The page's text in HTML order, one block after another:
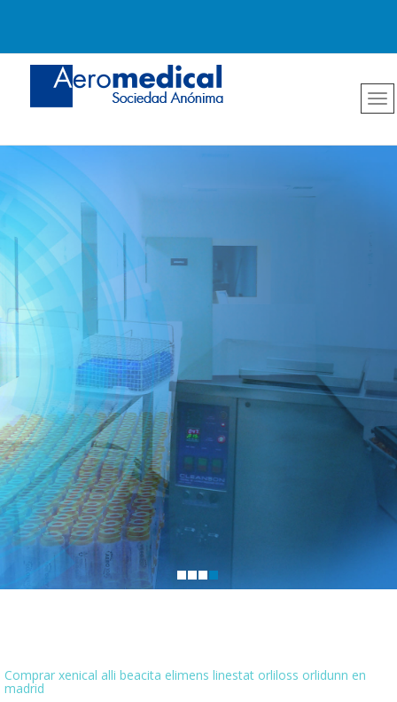
Comprar xenical alli beacita elimens linestat orliloss orlidunn en
madrid